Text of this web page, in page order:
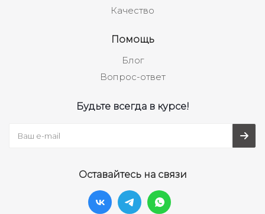
Качество
Помощь
Блог
Вопрос-ответ
Будьте всегда в курсе!
Оставайтесь на связи